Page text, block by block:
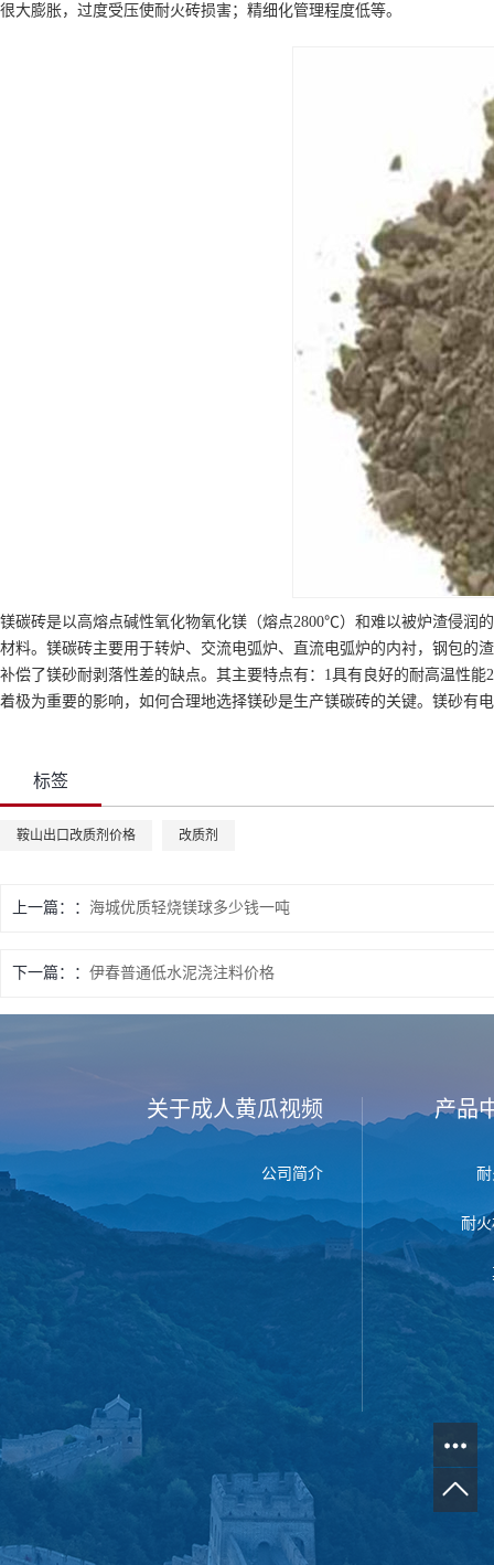
很大膨胀，过度受压使耐火砖损害；精细化管理程度低等。
镁碳砖是以高熔点碱性氧化物氧化镁（熔点2800℃）和难以被炉渣侵润
材料。镁碳砖主要用于转炉、交流电弧炉、直流电弧炉的内衬，钢包的
补偿了镁砂耐剥落性差的缺点。其主要特点有：1具有良好的耐高温性
着极为重要的影响，如何合理地选择镁砂是生产镁碳砖的关键。镁砂有
标签
鞍山出口改质剂价格 改质剂
上一篇： 海城优质轻烧镁球多少钱一吨
下一篇： 伊春普通低水泥浇注料价格
关于成人黄瓜视频
公司简介
产品
耐